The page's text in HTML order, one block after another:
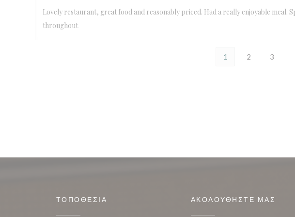
Lovely restaurant, great food and reasonably priced. Had a really enjoyable meal.
throughout
1 2 3
ΤΟΠΟΘΕΣΊΑ ΑΚΟΛΟΥΘΉΣΤΕ ΜΑΣ